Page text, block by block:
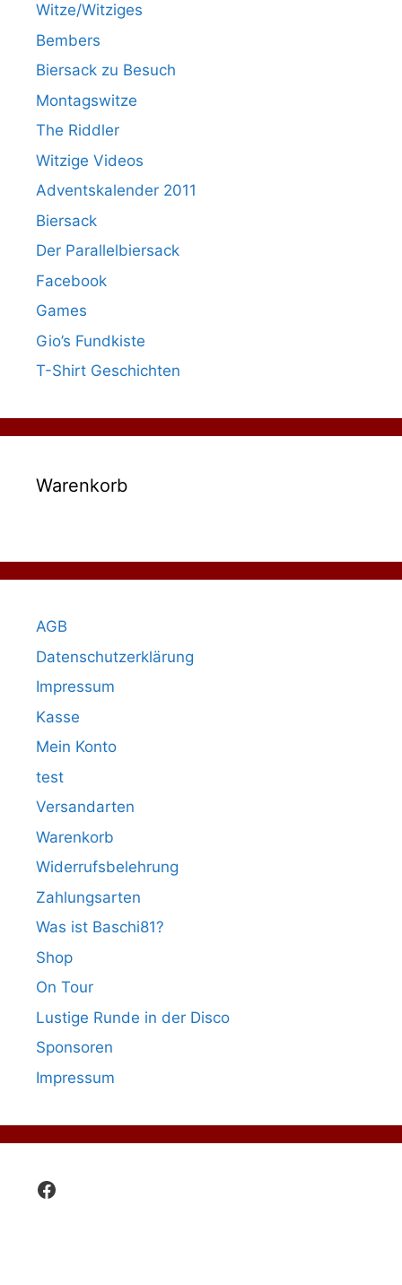
Witze/Witziges
Bembers
Biersack zu Besuch
Montagswitze
The Riddler
Witzige Videos
Adventskalender 2011
Biersack
Der Parallelbiersack
Facebook
Games
Gio’s Fundkiste
T-Shirt Geschichten
Warenkorb
AGB
Datenschutzerklärung
Impressum
Kasse
Mein Konto
test
Versandarten
Warenkorb
Widerrufsbelehrung
Zahlungsarten
Was ist Baschi81?
Shop
On Tour
Lustige Runde in der Disco
Sponsoren
Impressum
Facebook